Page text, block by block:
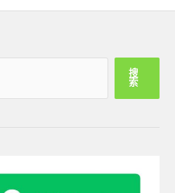
搜
索